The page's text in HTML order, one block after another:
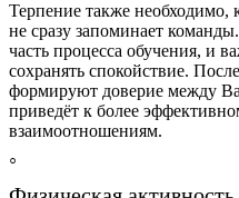
Терпение также необходимо,
не сразу запоминает
часть процесса обучения, и
сохранять спокойствие.
формируют доверие между
приведёт к более
взаимоотношениям.